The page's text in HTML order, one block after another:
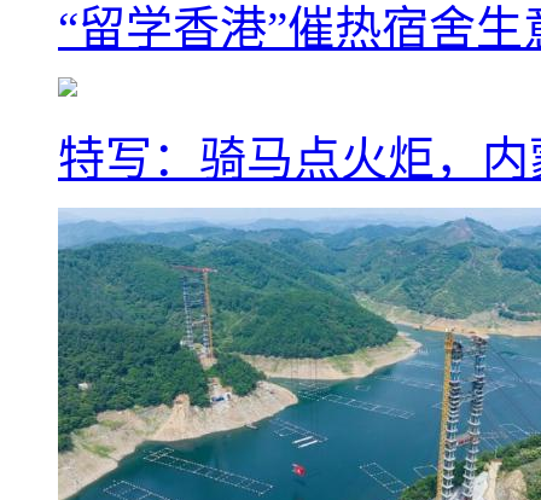
“留学香港”催热宿舍
特写：骑马点火炬，